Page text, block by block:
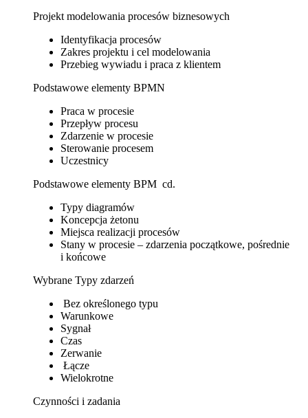
Projekt modelowania procesów biznesowych
Identyfikacja procesów
Zakres projektu i cel modelowania
Przebieg wywiadu i praca z klientem
Podstawowe elementy BPMN
Praca w procesie
Przepływ procesu
Zdarzenie w procesie
Sterowanie procesem
Uczestnicy
Podstawowe elementy BPM cd.
Typy diagramów
Koncepcja żetonu
Miejsca realizacji procesów
Stany w procesie – zdarzenia początkowe, pośrednie
i końcowe
Wybrane Typy zdarzeń
Bez określonego typu
Warunkowe
Sygnał
Czas
Zerwanie
Łącze
Wielokrotne
Czynności i zadania